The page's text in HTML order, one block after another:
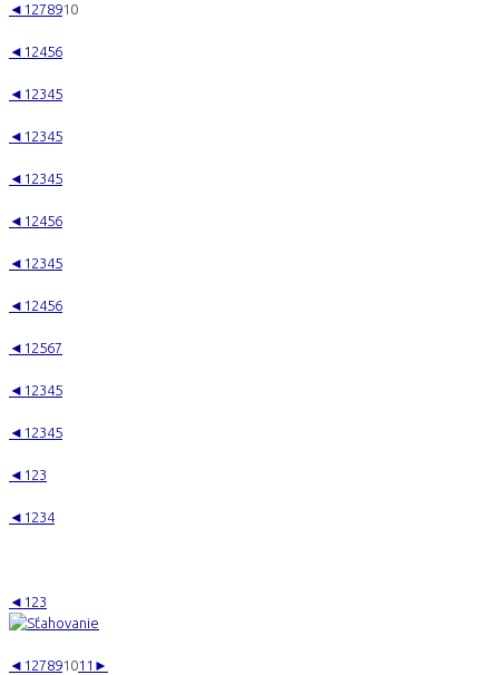
◄ 1 278910
◄ 1 2456
◄ 1 2345
◄ 1 2345
◄ 1 2345
◄ 1 2456
◄ 1 2345
◄ 1 2456
◄ 1 2567
◄ 1 2345
◄ 1 2345
◄ 1 23
◄ 1 234
◄ 1 23
◄ 1 27891011 ►